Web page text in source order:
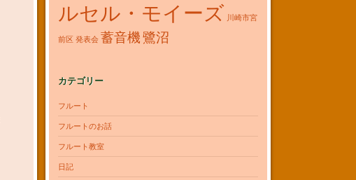
ルセル・モイーズ
川崎市宮
前区 発表会 蓄音機 鷺沼
カテゴリー
フルート
フルートのお話
フルート教室
日記